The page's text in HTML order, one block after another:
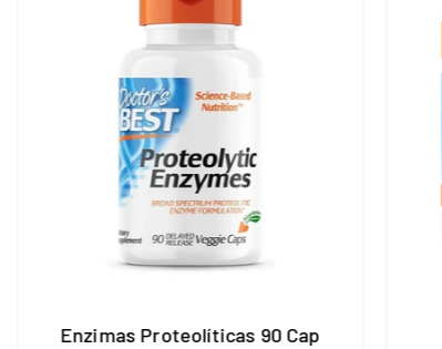
Enzimas Proteolíticas 90 Cap